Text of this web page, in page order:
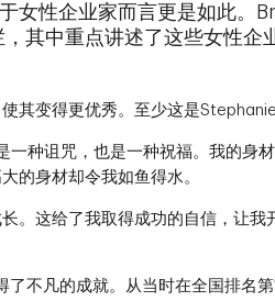
女性企业家而言更是如此。
其中重点讲述了这些女性企
其变得更优秀。至少这是
一种诅咒，也是一种祝福。我的身
的身材却令我如鱼得水。
。这给了我取得成功的自信，让
不凡的成就。从当时在全国排名